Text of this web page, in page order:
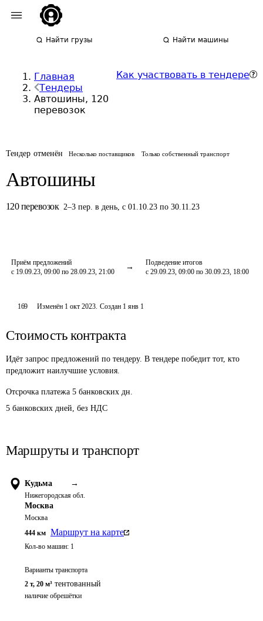
Найти грузы Найти машины
Главная
Тендеры
Автошины, 120
перевозок
Как участвовать в тендере
Тендер отменён Несколько поставщиков Только собственный транспорт
Автошины
120 перевозок 2–3 пер. в день,с 01.10.23 по 30.11.23
Приём предложений
с 19.09.23, 09:00 по 28.09.23, 21:00
Подведение итогов
с 29.09.23, 09:00 по 30.09.23, 18:00
169 Изменён 1 окт 2023. Создан 1 янв 1
Стоимость контракта
Идёт запрос предложений по тендеру. В тендере победит тот, кто
предложит наилучшие условия.
Отсрочка платежа 5 банковских дн.
5 банковских дней, без НДС
Маршруты и транспорт
Кудьма →
Нижегородская обл.
Москва
Москва
444 км Маршрут на карте
Кол-во машин: 1
Варианты транспорта
2 т, 20 м³ тентованный
наличие обрешётки